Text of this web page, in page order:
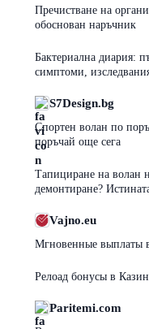
Пречистване на
обоснован наръчник
Бактериална диария:
симптоми,
S7Design.bg
Спортен волан по
поръчай още сега
Тапициране на волан
демонтиране?
Vajno.eu
Мгновенные выплаты
Релоад бонусы в
Paritemi.com